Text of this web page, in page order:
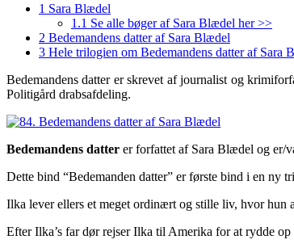
1 Sara Blædel
1.1 Se alle bøger af Sara Blædel her >>
2 Bedemandens datter af Sara Blædel
3 Hele trilogien om Bedemandens datter af Sara
Bedemandens datter er skrevet af journalist og
Politigård drabsafdeling.
Bedemandens datter er forfattet af Sara Blædel og er/
Dette bind “Bedemanden datter” er første bind i en ny
Ilka lever ellers et meget ordinært og stille liv, hvor hun
Efter Ilka’s far dør rejser Ilka til Amerika for at rydde